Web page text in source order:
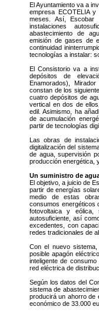
El Ayuntamiento va a
empresa ECOTELIA
meses. Así, Escobar
instalaciones
abastecimiento de
emisión de gases de
continuidad
tecnologías a instalar:
El Consistorio va a
depósitos de
Enamorados),
constan de los
cuatro depósitos de
vertical en dos de
edil. Asimismo, ha
de acumulación
partir de tecnologías
Las obras de
digitalización del
de agua, supervisión
producción energética,
Un suministro de
El objetivo, a juicio de
partir de energías
medio de estas
consumos energéticos
fotovoltaica y eólica,
autosuficiente, así
excedentes, con
redes tradicionales de
Con el nuevo
posible apagón
inteligente de
red eléctrica de
Según los datos del
sistema de
producirá un ahorro de
económico de 33.000